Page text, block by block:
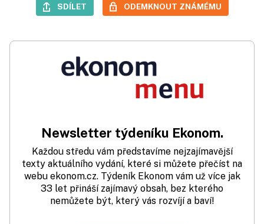
SDÍLET ODEMKNOUT ZNÁMÉMU
Newsletter týdeníku Ekonom.
Každou středu vám představíme nejzajímavější
texty aktuálního vydání, které si můžete přečíst na
webu ekonom.cz. Týdeník Ekonom vám už více jak
33 let přináší zajímavý obsah, bez kterého
nemůžete být, který vás rozvíjí a baví!